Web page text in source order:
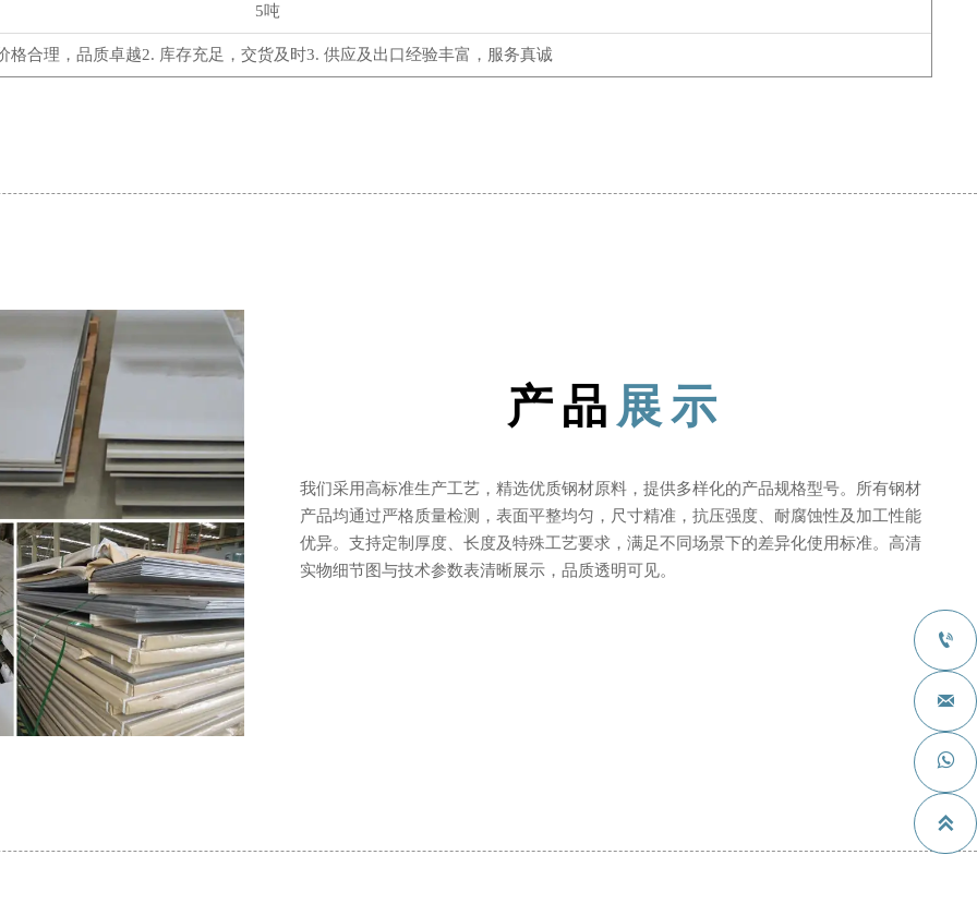
5吨
格合理，品质卓越2. 库存充足，交货及时3. 供应及出口经验丰富，服务真诚
产品 展示
我们采用高标准生产工艺，精选优质钢材原料，提供多样化的产品规格型号。所有钢材
产品均通过严格质量检测，表面平整均匀，尺寸精准，抗压强度、耐腐蚀性及加工性能
优异。支持定制厚度、长度及特殊工艺要求，满足不同场景下的差异化使用标准。高清
实物细节图与技术参数表清晰展示，品质透明可见。



